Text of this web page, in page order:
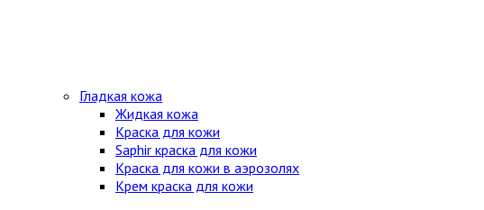
Гладкая кожа
Жидкая кожа
Краска для кожи
Saphir краска для кожи
Краска для кожи в аэрозолях
Крем краска для кожи